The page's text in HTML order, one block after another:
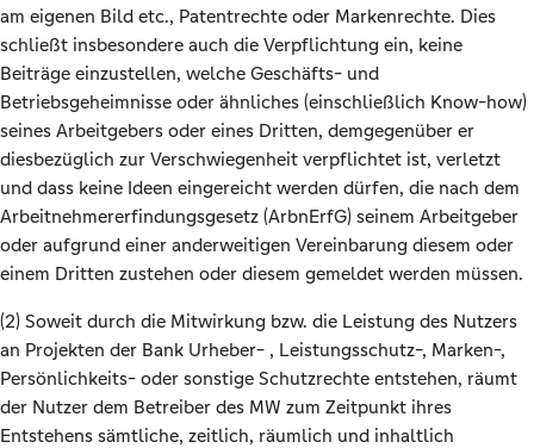
am eigenen Bild etc., Patentrechte oder Markenrechte. Dies
schließt insbesondere auch die Verpflichtung ein, keine
Beiträge einzustellen, welche Geschäfts- und
Betriebsgeheimnisse oder ähnliches (einschließlich Know-how)
seines Arbeitgebers oder eines Dritten, demgegenüber er
diesbezüglich zur Verschwiegenheit verpflichtet ist, verletzt
und dass keine Ideen eingereicht werden dürfen, die nach dem
Arbeitnehmererfindungsgesetz (ArbnErfG) seinem Arbeitgeber
oder aufgrund einer anderweitigen Vereinbarung diesem oder
einem Dritten zustehen oder diesem gemeldet werden müssen.
(2) Soweit durch die Mitwirkung bzw. die Leistung des Nutzers
an Projekten der Bank Urheber- , Leistungsschutz-, Marken-,
Persönlichkeits- oder sonstige Schutzrechte entstehen, räumt
der Nutzer dem Betreiber des MW zum Zeitpunkt ihres
Entstehens sämtliche, zeitlich, räumlich und inhaltlich